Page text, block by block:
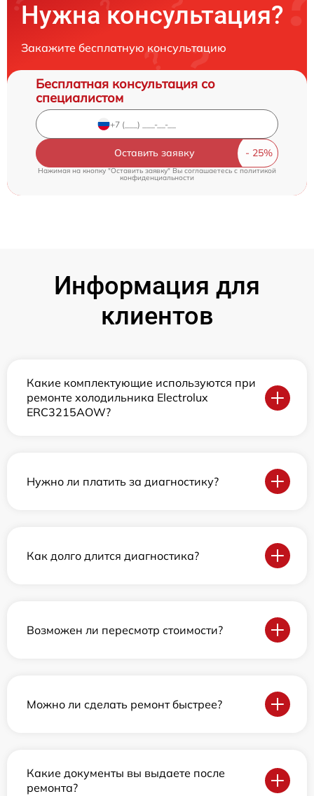
Нужна консультация?
Закажите бесплатную консультацию
Бесплатная консультация со
специалистом
Оставить заявку
Нажимая на кнопку "Оставить заявку" Вы соглашаетесь c политикой
конфиденциальности
Информация для
клиентов
Какие комплектующие используются при
ремонте холодильника Electrolux
ERC3215AOW?
Нужно ли платить за диагностику?
Как долго длится диагностика?
Возможен ли пересмотр стоимости?
Можно ли сделать ремонт быстрее?
Какие документы вы выдаете после
ремонта?